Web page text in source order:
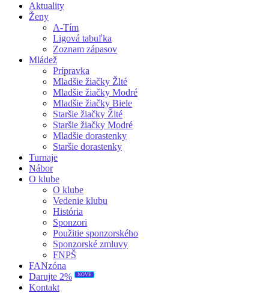
Aktuality
Ženy
A-Tím
Ligová tabuľka
Zoznam zápasov
Mládež
Prípravka
Mladšie žiačky Žlté
Mladšie žiačky Modré
Mladšie žiačky Biele
Staršie žiačky Žlté
Staršie žiačky Modré
Mladšie dorastenky
Staršie dorastenky
Turnaje
Nábor
O klube
O klube
Vedenie klubu
História
Sponzori
Použitie sponzorského
Sponzorské zmluvy
FNPŠ
FANzóna
Darujte 2%
NOVÉ
Kontakt